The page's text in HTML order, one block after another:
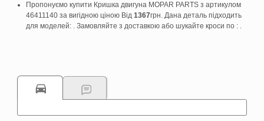
Пропонуємо купити Кришка двигуна MOPAR PARTS з артикулом
46411140 за вигідною ціною Від 1367грн. Дана деталь підходить
для моделей: . Замовляйте з доставкою або шукайте кроси по : .